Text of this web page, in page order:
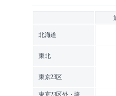
北海道
東北
東京23区
東京23区外・埼